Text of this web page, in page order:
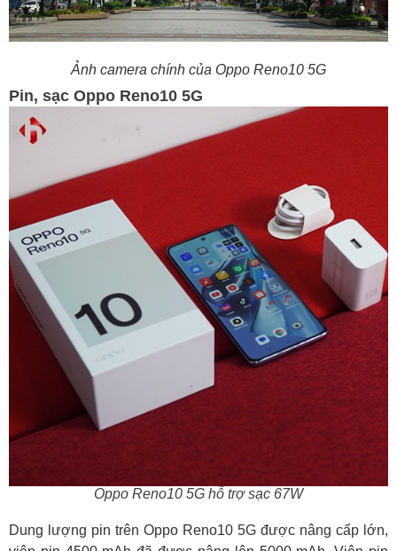
Ảnh camera chính của Oppo Reno10 5G
Pin, sạc Oppo Reno10 5G
Oppo Reno10 5G hỗ trợ sạc 67W
Dung lượng pin trên Oppo Reno10 5G được nâng cấp lớn,